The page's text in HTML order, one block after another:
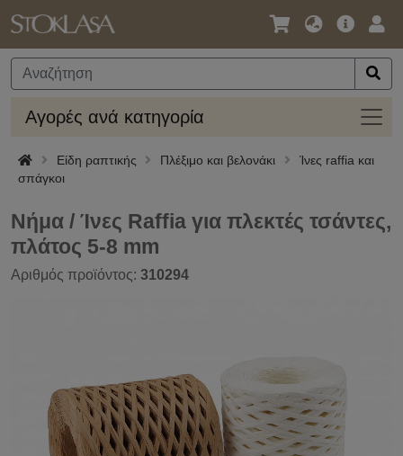
Γλώσσα
Νόμισμα
Κύρια
Αγορές ανά κατηγορία
ανά
Είδη ραπτικής Πλέξιμο και βελονάκι
Ίνες raffia και
σπάγκοι
Νήμα / Ίνες Raffia για πλεκτές τσάντες,
πλάτος 5-8 mm
Αριθμός προϊόντος: 310294